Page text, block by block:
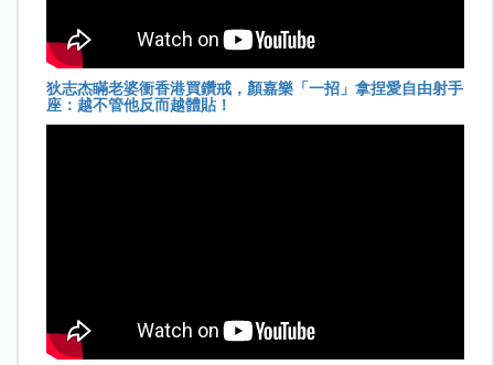
狄志杰瞞老婆衝香港買鑽戒，顏嘉樂「一招」拿捏愛自由射手
座：越不管他反而越體貼！